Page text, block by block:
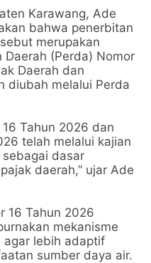
Karawang, Ade
bahwa penerbitan
merupakan
(Perda) Nomor
Daerah dan
diubah melalui Perda
Tahun 2026 dan
telah melalui kajian
dasar
daerah,” ujar Ade
16 Tahun 2026
mekanisme
agar lebih adaptif
sumber daya air.